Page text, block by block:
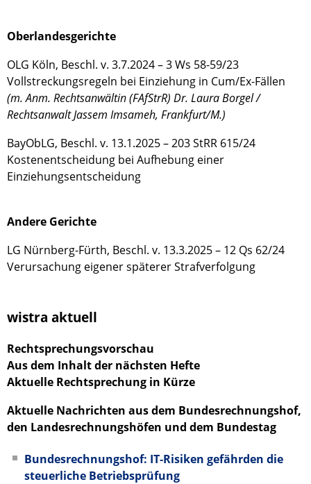
Oberlandesgerichte
OLG Köln, Beschl. v. 3.7.2024 – 3 Ws 58-59/23
Vollstreckungsregeln bei Einziehung in Cum/Ex-Fällen
(m. Anm. Rechtsanwältin (FAfStrR) Dr. Laura Borgel /
Rechtsanwalt Jassem Imsameh, Frankfurt/M.)
BayObLG, Beschl. v. 13.1.2025 – 203 StRR 615/24
Kostenentscheidung bei Aufhebung einer
Einziehungsentscheidung
Andere Gerichte
LG Nürnberg-Fürth, Beschl. v. 13.3.2025 – 12 Qs 62/24
Verursachung eigener späterer Strafverfolgung
wistra aktuell
Rechtsprechungsvorschau
Aus dem Inhalt der nächsten Hefte
Aktuelle Rechtsprechung in Kürze
Aktuelle Nachrichten aus dem Bundesrechnungshof,
den Landesrechnungshöfen und dem Bundestag
Bundesrechnungshof: IT‑Risiken gefährden die
steuerliche Betriebsprüfung